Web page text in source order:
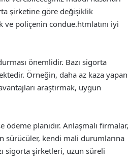
şirketine göre değişiklik
poliçenin condue.htmlatını iyi
önemlidir. Bazı sigorta
Örneğin, daha az kaza yapan
araştırmak, uygun
planıdır. Anlaşmalı firmalar,
sürücüler, kendi mali durumlarına
sigorta şirketleri, uzun süreli